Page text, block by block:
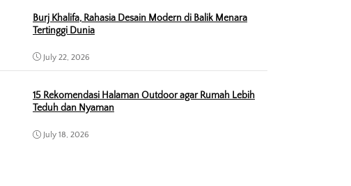
Burj Khalifa, Rahasia Desain Modern di Balik Menara
Tertinggi Dunia
July 22, 2026
15 Rekomendasi Halaman Outdoor agar Rumah Lebih
Teduh dan Nyaman
July 18, 2026